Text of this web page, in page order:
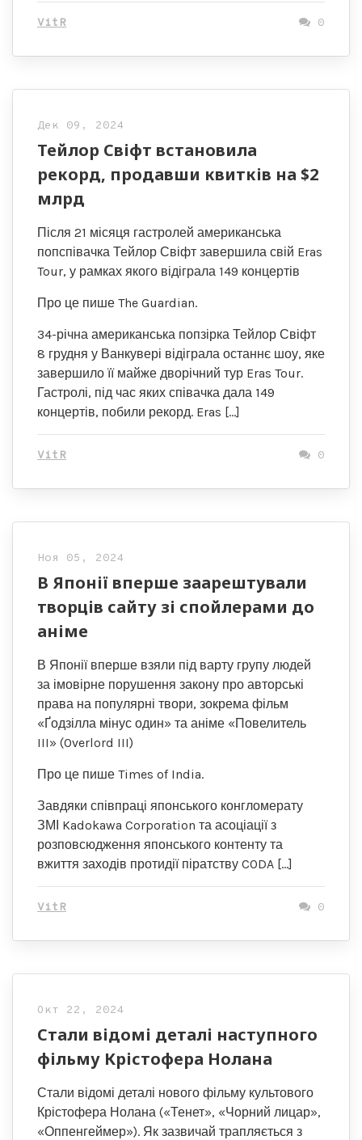
VitR 0
Дек 09, 2024
Тейлор Свіфт встановила
рекорд, продавши квитків на $2
млрд
Після 21 місяця гастролей американська
попспівачка Тейлор Свіфт завершила свій Eras
Tour, у рамках якого відіграла 149 концертів
Про це пише The Guardian.
34-річна американська попзірка Тейлор Свіфт
8 грудня у Ванкувері відіграла останнє шоу, яке
завершило її майже дворічний тур Eras Tour.
Гастролі, під час яких співачка дала 149
концертів, побили рекорд. Eras […]
VitR 0
Ноя 05, 2024
В Японії вперше заарештували
творців сайту зі спойлерами до
аніме
В Японії вперше взяли під варту групу людей
за імовірне порушення закону про авторські
права на популярні твори, зокрема фільм
«Ґодзілла мінус один» та аніме «Повелитель
III» (Overlord III)
Про це пише Times of India.
Завдяки співпраці японського конгломерату
ЗМІ Kadokawa Corporation та асоціації з
розповсюдження японського контенту та
вжиття заходів протидії піратству CODA […]
VitR 0
Окт 22, 2024
Стали відомі деталі наступного
фільму Крістофера Нолана
Стали відомі деталі нового фільму культового
Крістофера Нолана («Тенет», «Чорний лицар»,
«Оппенгеймер»). Як зазвичай трапляється з